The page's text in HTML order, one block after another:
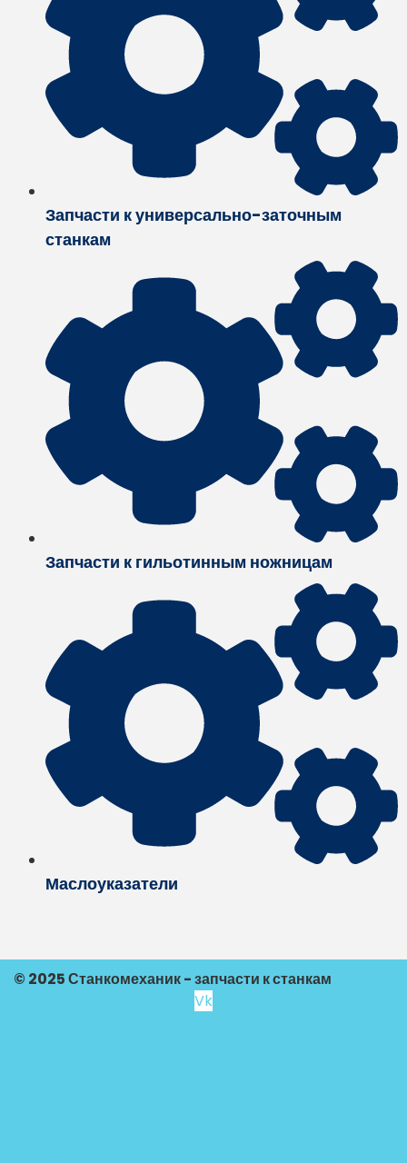
Запчасти к универсально-заточным
станкам
Запчасти к гильотинным ножницам
Маслоуказатели
© 2025 Станкомеханик - запчасти к станкам
Vk